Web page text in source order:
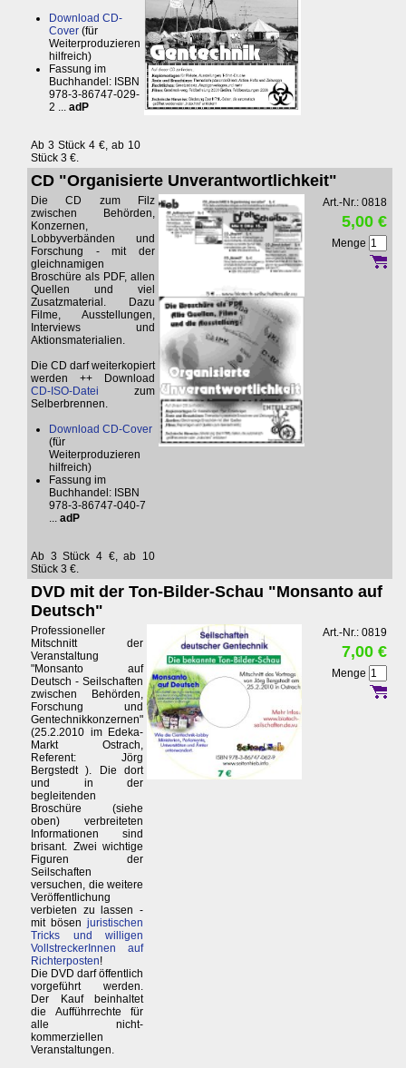
Download CD-
Cover (für
Weiterproduzieren
hilfreich)
Fassung im
Buchhandel: ISBN
978-3-86747-029-
2 ... adP
Ab 3 Stück 4 €, ab 10
Stück 3 €.
CD "Organisierte Unverantwortlichkeit"
Die CD zum Filz
zwischen Behörden,
Konzernen,
Lobbyverbänden und
Forschung - mit der
gleichnamigen
Broschüre als PDF, allen
Quellen und viel
Zusatzmaterial. Dazu
Filme, Ausstellungen,
Interviews und
Aktionsmaterialien.
Die CD darf weiterkopiert
werden ++ Download
CD-ISO-Datei zum
Selberbrennen.
Download CD-Cover
(für
Weiterproduzieren
hilfreich)
Fassung im
Buchhandel: ISBN
978-3-86747-040-7
... adP
Ab 3 Stück 4 €, ab 10
Stück 3 €.
Art.-Nr.: 0818
5,00 €
Menge
DVD mit der Ton-Bilder-Schau "Monsanto auf
Deutsch"
Professioneller
Mitschnitt der
Veranstaltung
"Monsanto auf
Deutsch - Seilschaften
zwischen Behörden,
Forschung und
Gentechnikkonzernen"
(25.2.2010 im Edeka-
Markt Ostrach,
Referent: Jörg
Bergstedt ). Die dort
und in der
begleitenden
Broschüre (siehe
oben) verbreiteten
Informationen sind
brisant. Zwei wichtige
Figuren der
Seilschaften
versuchen, die weitere
Veröffentlichung
verbieten zu lassen -
mit bösen juristischen
Tricks und willigen
VollstreckerInnen auf
Richterposten!
Die DVD darf öffentlich
vorgeführt werden.
Der Kauf beinhaltet
die Aufführrechte für
alle nicht-
kommerziellen
Veranstaltungen.
Art.-Nr.: 0819
7,00 €
Menge